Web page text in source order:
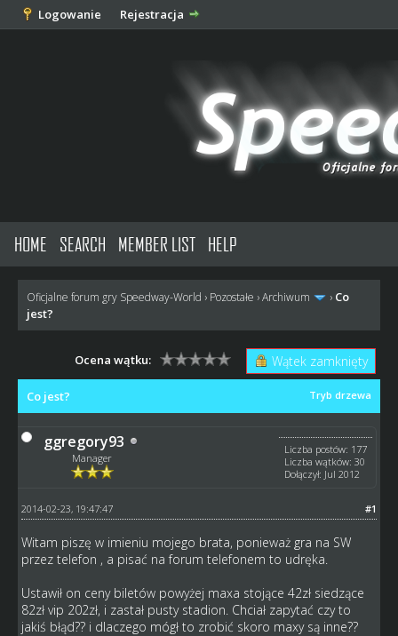
Logowanie Rejestracja
HOME SEARCH MEMBER LIST HELP
Oficjalne forum gry Speedway-World › Pozostałe ›Archiwum › Co
jest?
Wątek zamknięty
Ocena wątku:
Tryb drzewa
Co jest?
ggregory93
Manager
Liczba postów: 177
Liczba wątków: 30
Dołączył: Jul 2012
#1
2014-02-23, 19:47:47
Witam piszę w imieniu mojego brata, ponieważ gra na SW
przez telefon , a pisać na forum telefonem to udręka.
Ustawił on ceny biletów powyżej maxa stojące 42zł siedzące
82zł vip 202zł, i zastał pusty stadion. Chciał zapytać czy to
jakiś błąd?? i dlaczego mógł to zrobić skoro maxy są inne??